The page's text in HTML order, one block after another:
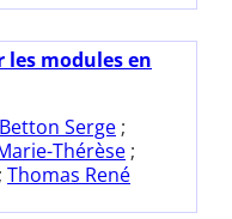
modules en
Betton Serge ;
Thérèse ;
; Thomas René